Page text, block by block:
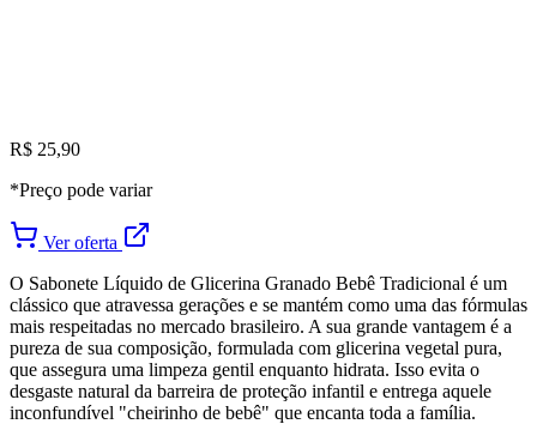
R$ 25,90
*Preço pode variar
Ver oferta
O Sabonete Líquido de Glicerina Granado Bebê Tradicional é um
clássico que atravessa gerações e se mantém como uma das fórmulas
mais respeitadas no mercado brasileiro. A sua grande vantagem é a
pureza de sua composição, formulada com glicerina vegetal pura,
que assegura uma limpeza gentil enquanto hidrata. Isso evita o
desgaste natural da barreira de proteção infantil e entrega aquele
inconfundível "cheirinho de bebê" que encanta toda a família.